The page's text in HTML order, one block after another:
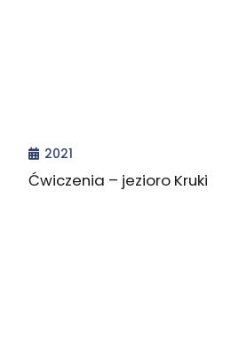
2021
Ćwiczenia – jezioro Kruki